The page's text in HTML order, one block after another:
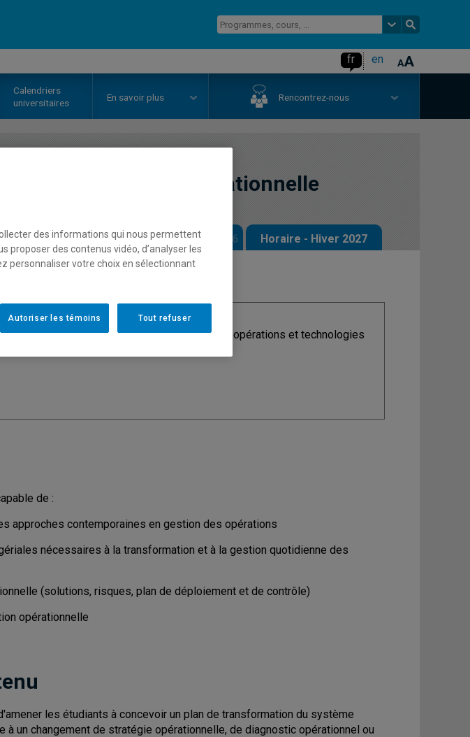
fr en
Calendriers
universitaires
En savoir plus Rencontrez-nous
Transformation opérationnelle
- Été 2026 Horaire - Automne 2026 Horaire - Hiver 2027
Discipline: Analytique, opérations et technologies
de :
approches contemporaines en gestion des opérations
nécessaires à la transformation et à la gestion quotidienne des
(solutions, risques, plan de déploiement et de contrôle)
opérationnelle
les étudiants à concevoir un plan de transformation du système
à un changement de stratégie opérationnelle, de diagnostic opérationnel ou
des informations qui nous permettent
proposer des contenus vidéo, d’analyser les
personnaliser votre choix en sélectionnant
Tout refuser
Autoriser les témoins